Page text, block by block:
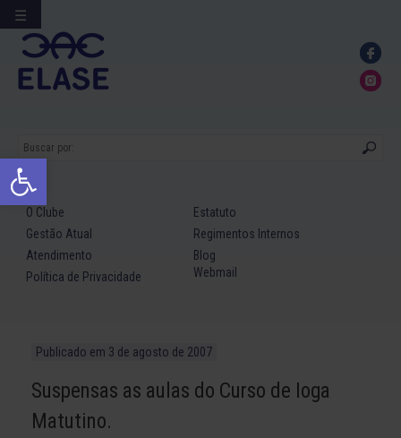
Abrir a barra de ferramentas
Ir
para
conteúdo
O Clube
Estatuto
Gestão Atual
Regimentos Internos
Atendimento
Blog
Política de Privacidade
Webmail
Publicado em 3 de agosto de 2007
Suspensas as aulas do Curso de Ioga
Matutino.
☰